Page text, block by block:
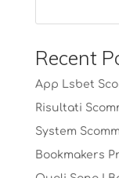
Recent
App Lsbet
Risultati
System
Bookmakers